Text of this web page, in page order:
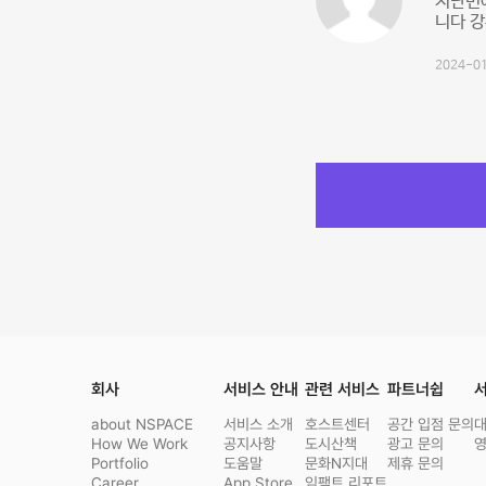
니다
2024-
회사
about NSPACE
How We Work
Portfolio
서비스 안내
서비스 소개
공지사항
도움말
관련 서비스
호스트센터
도시산책
문화N지대
파트너쉽
공간 입점 문의
광고 문의
제휴 문의